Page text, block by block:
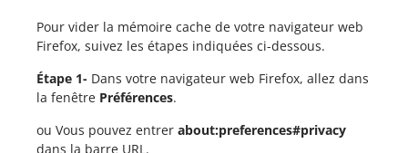
Pour vider la mémoire cache de votre navigateur web
Firefox, suivez les étapes indiquées ci-dessous.
Étape 1- Dans votre navigateur web Firefox, allez dans
la fenêtre Préférences.
ou Vous pouvez entrer about:preferences#privacy
dans la barre URL.